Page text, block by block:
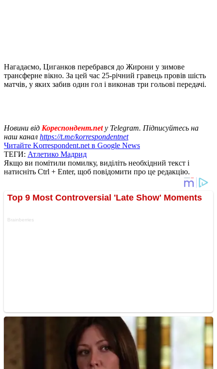
Нагадаємо, Циганков перебрався до Жирони у зимове
трансферне вікно. За цей час 25-річний гравець провів шість
матчів, у яких забив один гол і виконав три гольові передачі.
Новини від Кореспондент.netу Telegram. Підписуйтесь на
наш канал https://t.me/korrespondentnet
Читайте Korrespondent.net в Google News
ТЕГИ: Атлетико Мадрид
Якщо ви помітили помилку, виділіть необхідний текст і
натисніть Ctrl + Enter, щоб повідомити про це редакцію.